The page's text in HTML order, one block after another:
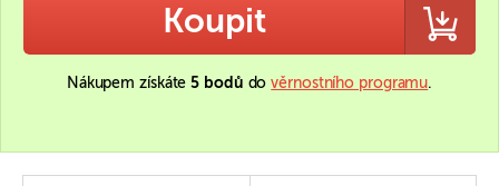
Koupit
Nákupem získáte5 bodů dověrnostního programu.